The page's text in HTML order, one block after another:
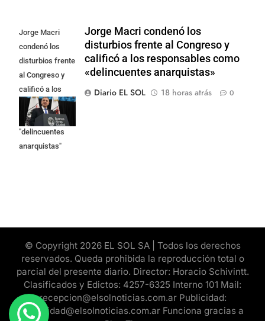
Jorge Macri
condenó los
disturbios frente
al Congreso y
calificó a los
responsables
como
"delincuentes
anarquistas"
Jorge Macri condenó los
disturbios frente al Congreso y
calificó a los responsables como
«delincuentes anarquistas»
Diario EL SOL
18 horas atrás 0
© Copyright 2026 EL SOL SA | Todos los derechos
reservados. Queda prohibida la reproducción total o
parcial del presente diario. Director: Horacio Schivintt.
Clasificados y Edictos: 4257-6325 Interno 101 Mail:
recepcion@elsolnoticias.com.ar Publicidad:
publicidad@elsolnoticias.com.ar Funciona gracias a